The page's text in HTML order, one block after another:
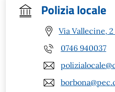
Polizia locale
Via Vallecine,
0746 940037